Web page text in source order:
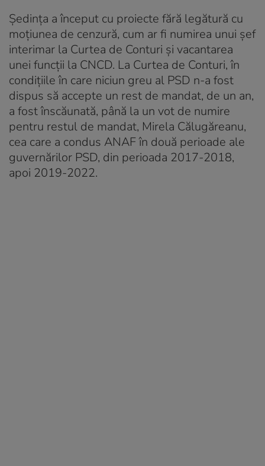
Ședința a început cu proiecte fără legătură cu
moțiunea de cenzură, cum ar fi numirea unui șef
interimar la Curtea de Conturi și vacantarea
unei funcții la CNCD. La Curtea de Conturi, în
condițiile în care niciun greu al PSD n-a fost
dispus să accepte un rest de mandat, de un an,
a fost înscăunată, până la un vot de numire
pentru restul de mandat, Mirela Călugăreanu,
cea care a condus ANAF în două perioade ale
guvernărilor PSD, din perioada 2017-2018,
apoi 2019-2022.